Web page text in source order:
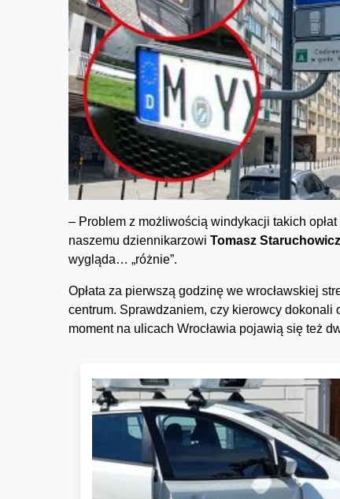
– Problem z możliwością windykacji takich
naszemu dziennikarzowi Tomasz Staruchowicz
wygląda… „różnie”.
Opłata za pierwszą godzinę we wrocławskiej
centrum. Sprawdzaniem, czy kierowcy dokonali
moment na ulicach Wrocławia pojawią się też